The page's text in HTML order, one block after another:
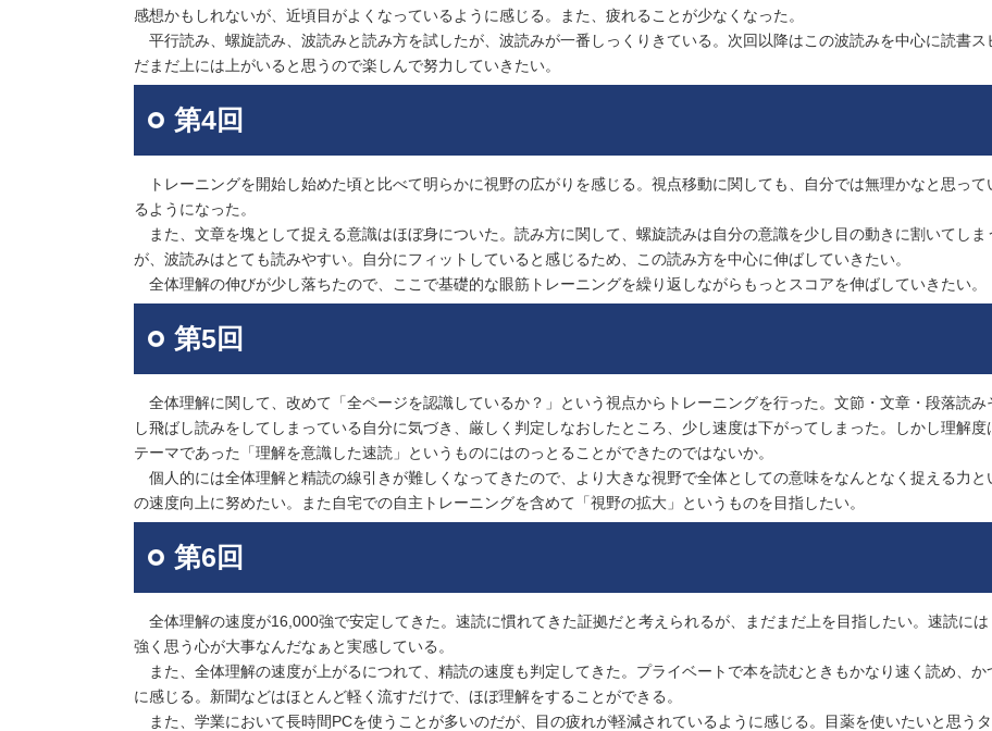
感想かもしれないが、近頃目がよくなっているように感じる。また、疲れることが少なくなった。
平行読み、螺旋読み、波読みと読み方を試したが、波読みが一番しっくりきている。次回以降はこの波読みを中心に読書ス
だまだ上には上がいると思うので楽しんで努力していきたい。
第4回
トレーニングを開始し始めた頃と比べて明らかに視野の広がりを感じる。視点移動に関しても、自分では無理かなと思って
るようになった。
また、文章を塊として捉える意識はほぼ身についた。読み方に関して、螺旋読みは自分の意識を少し目の動きに割いてしま
が、波読みはとても読みやすい。自分にフィットしていると感じるため、この読み方を中心に伸ばしていきたい。
全体理解の伸びが少し落ちたので、ここで基礎的な眼筋トレーニングを繰り返しながらもっとスコアを伸ばしていきたい。
第5回
全体理解に関して、改めて「全ページを認識しているか？」という視点からトレーニングを行った。文節・文章・段落読
し飛ばし読みをしてしまっている自分に気づき、厳しく判定しなおしたところ、少し速度は下がってしまった。しかし理解
テーマであった「理解を意識した速読」というものにはのっとることができたのではないか。
個人的には全体理解と精読の線引きが難しくなってきたので、より大きな視野で全体としての意味をなんとなく捉える力
の速度向上に努めたい。また自宅での自主トレーニングを含めて「視野の拡大」というものを目指したい。
第6回
全体理解の速度が16,000強で安定してきた。速読に慣れてきた証拠だと考えられるが、まだまだ上を目指したい。速読には
強く思う心が大事なんだなぁと実感している。
また、全体理解の速度が上がるにつれて、精読の速度も判定してきた。プライベートで本を読むときもかなり速く読め、か
に感じる。新聞などはほとんど軽く流すだけで、ほぼ理解をすることができる。
また、学業において長時間PCを使うことが多いのだが、目の疲れが軽減されているように感じる。目薬を使いたいと思う